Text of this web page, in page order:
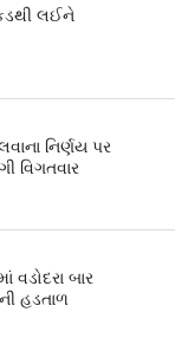
લઈને
નિર્ણય પર
વિગતવાર
વડોદરા બાર
હડતાળ